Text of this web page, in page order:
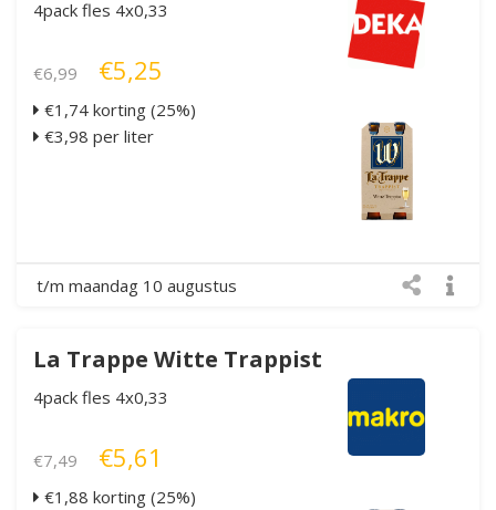
4pack fles 4x0,33
€6,99 €5,25
€1,74 korting (25%)
€3,98 per liter
t/m maandag 10 augustus
La Trappe Witte Trappist
4pack fles 4x0,33
€7,49 €5,61
€1,88 korting (25%)